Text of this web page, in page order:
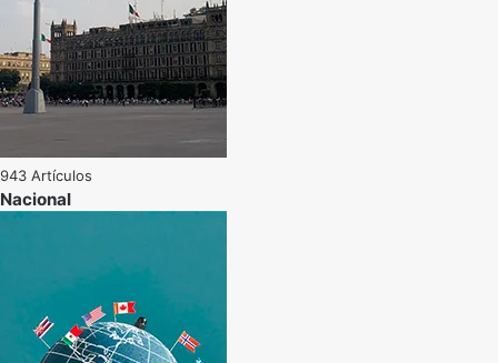
943 Artículos
Nacional